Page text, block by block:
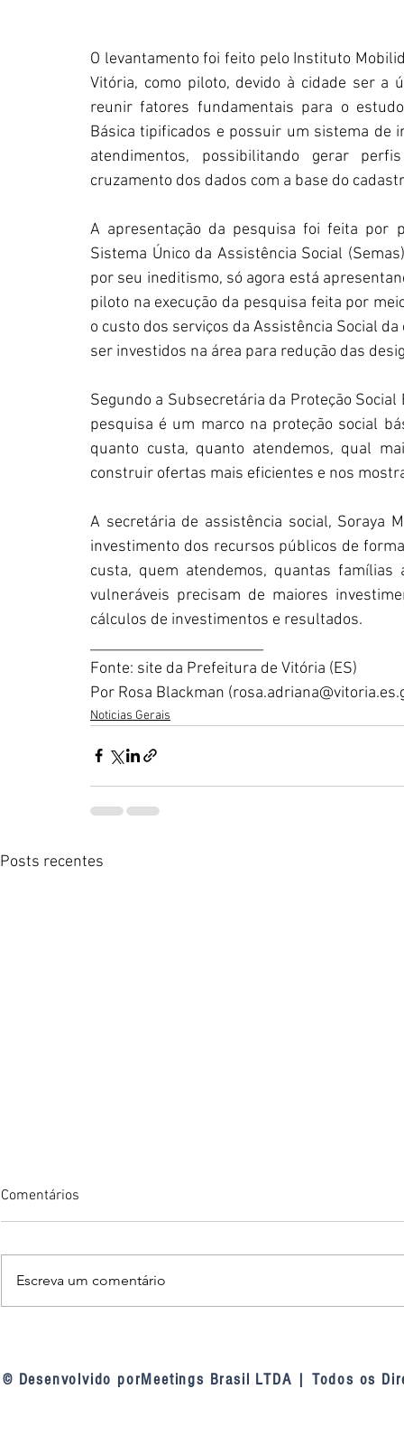
O levantamento foi feito pelo Instituto
Vitória, como piloto, devido à cidade ser a
reunir fatores fundamentais para o
Básica tipificados e possuir um sistema de
atendimentos, possibilitando gerar
cruzamento dos dados com a base do
A apresentação da pesquisa foi feita por
Sistema Único da Assistência Social
por seu ineditismo, só agora está
piloto na execução da pesquisa feita por
o custo dos serviços da Assistência Social
ser investidos na área para redução das
Segundo a Subsecretária da Proteção
pesquisa é um marco na proteção social
quanto custa, quanto atendemos, qual
construir ofertas mais eficientes e nos
A secretária de assistência social, Soraya
investimento dos recursos públicos de
custa, quem atendemos, quantas famílias
vulneráveis precisam de maiores
cálculos de investimentos e resultados.
Fonte: site da Prefeitura de Vitória (ES)
Por Rosa Blackman
Noticias Gerais
Posts recentes
mudança de entendimento do
tribunal sobre as linhas de
Comentários
Escreva um comentário
© Desenvolvido porMeetings Brasil LTDA | Todos os